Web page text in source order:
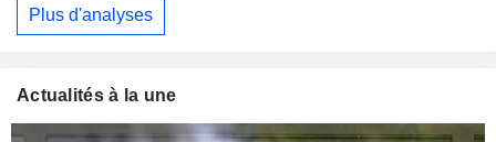
Plus d'analyses
Actualités à la une